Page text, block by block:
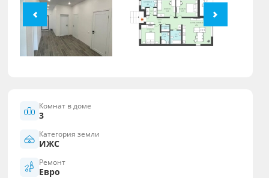
Комнат в доме
3
Категория земли
ИЖС
Ремонт
Евро